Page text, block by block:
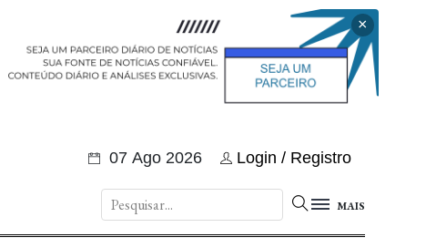
×
07 Ago 2026 Login / Registro
MAIS